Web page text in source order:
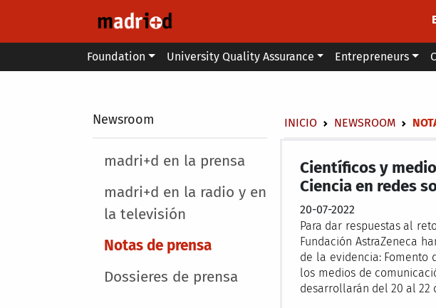
Main menu
Foundation University Quality Assurance Entrepreneurs
Newsroom Breadcrumb
INICIO NEWSROOM
Main menu
madri+d en la prensa
madri+d en la radio y en
la televisión
Notas de prensa
Dossieres de prensa
Científicos y
Ciencia en redes
20-07-2022
Para dar respuestas al
Fundación AstraZeneca
de la evidencia: Fomento
los medios de
desarrollarán del 20 al 22